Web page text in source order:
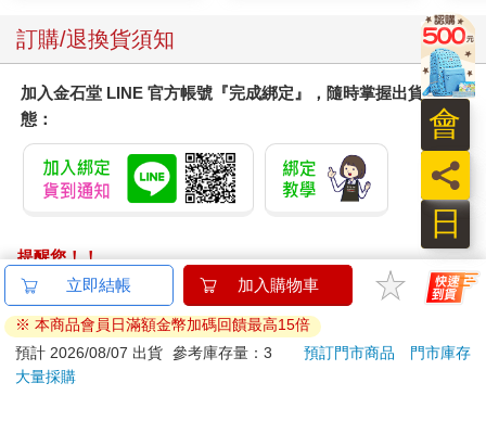
訂購/退換貨須知
加入金石堂 LINE 官方帳號『完成綁定』，隨時掌握出貨動
態：
提醒您！！
金石堂及銀行均不會請您操作ATM! 如接獲電話要求您前往
ATM提款機，請不要聽從指示，以免受騙上當！
退換貨須知：
**提醒您，鑑賞期不等於試用期，退回商品須為全新狀態**
立即結帳 加入購物車
※ 本商品會員日滿額金幣加碼回饋最高15倍
預計 2026/08/07 出貨 參考庫存量：3 預訂門市商品
門市庫存
大量採購
日
員
會